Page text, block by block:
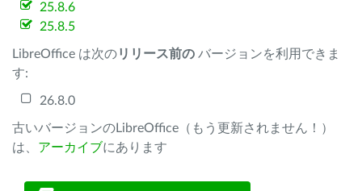
25.8.6
25.8.5
LibreOffice は次のリリース前の バージョンを利用できま
す:
26.8.0
古いバージョンのLibreOffice（もう更新されません！）
は、 アーカイブにあります